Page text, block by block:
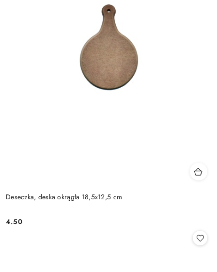
Deseczka, deska okrągła 18,5x12,5 cm
Cena:
4.50